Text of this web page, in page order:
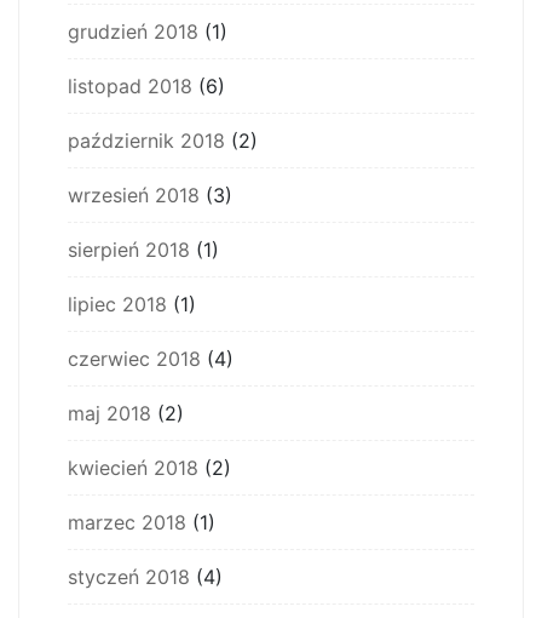
grudzień 2018 (1)
listopad 2018 (6)
październik 2018 (2)
wrzesień 2018 (3)
sierpień 2018 (1)
lipiec 2018 (1)
czerwiec 2018 (4)
maj 2018 (2)
kwiecień 2018 (2)
marzec 2018 (1)
styczeń 2018 (4)